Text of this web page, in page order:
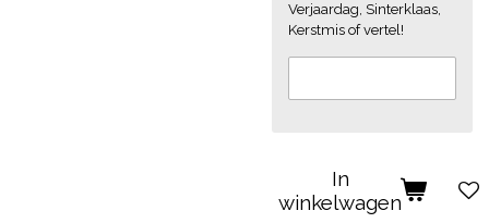
Verjaardag, Sinterklaas,
Kerstmis of vertel!
In
winkelwagen